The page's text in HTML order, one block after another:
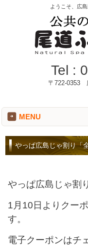
ようこそ、広
Tel :
〒722-0353
MENU
やっぱ広島じゃ割り「
やっぱ広島じゃ割
1月10日よりクー
す。
電子クーポンはチ